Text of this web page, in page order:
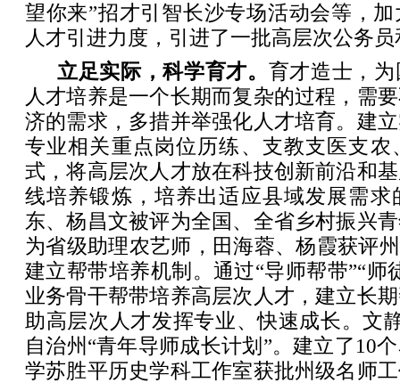
望你来”招才引智长沙专场活动会等，
人才引进力度，引进了一批高层次公务
立足实际，科学育才。 育才造士，
人 才培养是一个长期而复杂的过程，需
济的需求，多措并举强化人才培育。建
专业相关重点岗位历练、支教支医支农
式，将高层次人才放在科技创新前沿和
线培养锻炼，培养出适应县域发展需求
东、杨昌文被评为全国、全省乡村振兴
为省级助理农艺师，田海蓉、杨霞获评
建立帮带培养机制。通过“导师帮带”“师
业务骨干帮带培养高层次人才，建立长
助高层次人才发挥专业、快速成长。文
自治州“青年导师成长计划”。建立了10
学苏胜平历史学科工作室获批州级名师